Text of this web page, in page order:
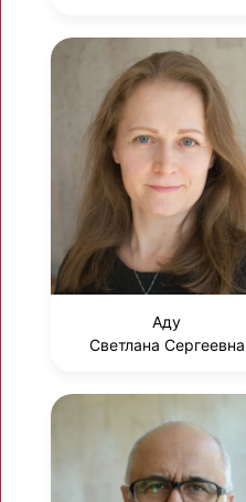
Аду
Светлана Сергеевна